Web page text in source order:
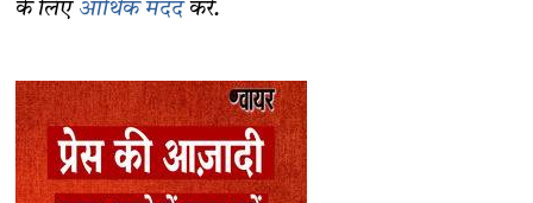
के लिए आर्थिक मददकरें.